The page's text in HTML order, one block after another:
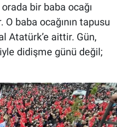
bir baba ocağı
O baba ocağının tapusu
Atatürk’e aittir. Gün,
didişme günü değil;